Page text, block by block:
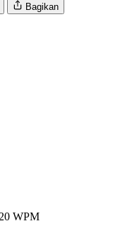
Bagikan
WPM